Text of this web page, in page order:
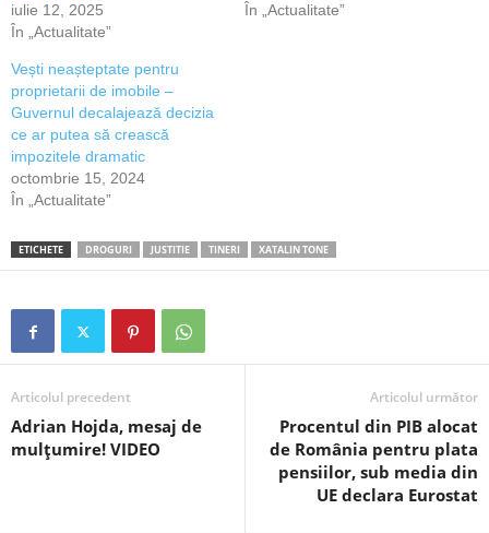
iulie 12, 2025
În „Actualitate”
În „Actualitate”
Vești neașteptate pentru
proprietarii de imobile –
Guvernul decalajează decizia
ce ar putea să crească
impozitele dramatic
octombrie 15, 2024
În „Actualitate”
ETICHETE DROGURI JUSTITIE TINERI XATALIN TONE
Articolul precedent
Adrian Hojda, mesaj de
mulțumire! VIDEO
Articolul următor
Procentul din PIB alocat
de România pentru plata
pensiilor, sub media din
UE declara Eurostat